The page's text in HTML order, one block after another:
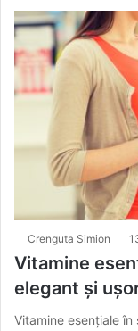
Crenguta Simion
Vitamine
elegant și
Vitamine esențiale